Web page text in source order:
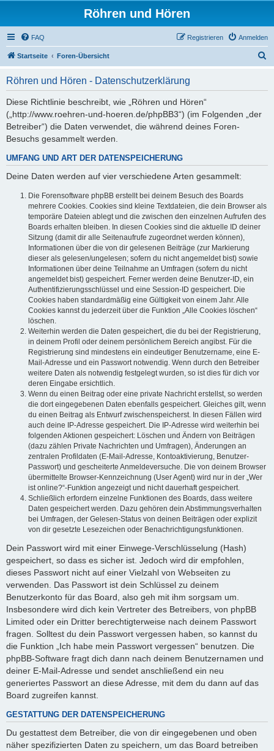
Röhren und Hören
FAQ Anmelden
Registrieren
Startseite Foren-Übersicht
Röhren und Hören - Datenschutzerklärung
Diese Richtlinie beschreibt, wie „Röhren und Hören“
(„http://www.roehren-und-hoeren.de/phpBB3“) (im Folgenden „der
Betreiber“) die Daten verwendet, die während deines Foren-
Besuchs gesammelt werden.
UMFANG UND ART DER DATENSPEICHERUNG
Deine Daten werden auf vier verschiedene Arten gesammelt:
Die Forensoftware phpBB erstellt bei deinem Besuch des Boards
mehrere Cookies. Cookies sind kleine Textdateien, die dein Browser als
temporäre Dateien ablegt und die zwischen den einzelnen Aufrufen des
Boards erhalten bleiben. In diesen Cookies sind die aktuelle ID deiner
Sitzung (damit dir alle Seitenaufrufe zugeordnet werden können),
Informationen über die von dir gelesenen Beiträge (zur Markierung
dieser als gelesen/ungelesen; sofern du nicht angemeldet bist) sowie
Informationen über deine Teilnahme an Umfragen (sofern du nicht
angemeldet bist) gespeichert. Ferner werden deine Benutzer-ID, ein
Authentifizierungsschlüssel und eine Session-ID gespeichert. Die
Cookies haben standardmäßig eine Gültigkeit von einem Jahr. Alle
Cookies kannst du jederzeit über die Funktion „Alle Cookies löschen“
löschen.
Weiterhin werden die Daten gespeichert, die du bei der Registrierung,
in deinem Profil oder deinem persönlichem Bereich angibst. Für die
Registrierung sind mindestens ein eindeutiger Benutzername, eine E-
Mail-Adresse und ein Passwort notwendig. Wenn durch den Betreiber
weitere Daten als notwendig festgelegt wurden, so ist dies für dich vor
deren Eingabe ersichtlich.
Wenn du einen Beitrag oder eine private Nachricht erstellst, so werden
die dort eingegebenen Daten ebenfalls gespeichert. Gleiches gilt, wenn
du einen Beitrag als Entwurf zwischenspeicherst. In diesen Fällen wird
auch deine IP-Adresse gespeichert. Die IP-Adresse wird weiterhin bei
folgenden Aktionen gespeichert: Löschen und Ändern von Beiträgen
(dazu zählen Private Nachrichten und Umfragen), Änderungen an
zentralen Profildaten (E-Mail-Adresse, Kontoaktivierung, Benutzer-
Passwort) und gescheiterte Anmeldeversuche. Die von deinem Browser
übermittelte Browser-Kennzeichnung (User Agent) wird nur in der „Wer
ist online?“-Funktion angezeigt und nicht dauerhaft gespeichert.
Schließlich erfordern einzelne Funktionen des Boards, dass weitere
Daten gespeichert werden. Dazu gehören dein Abstimmungsverhalten
bei Umfragen, der Gelesen-Status von deinen Beiträgen oder explizit
von dir gesetzte Lesezeichen oder Benachrichtigungsfunktionen.
Dein Passwort wird mit einer Einwege-Verschlüsselung (Hash)
gespeichert, so dass es sicher ist. Jedoch wird dir empfohlen,
dieses Passwort nicht auf einer Vielzahl von Webseiten zu
verwenden. Das Passwort ist dein Schlüssel zu deinem
Benutzerkonto für das Board, also geh mit ihm sorgsam um.
Insbesondere wird dich kein Vertreter des Betreibers, von phpBB
Limited oder ein Dritter berechtigterweise nach deinem Passwort
fragen. Solltest du dein Passwort vergessen haben, so kannst du
die Funktion „Ich habe mein Passwort vergessen“ benutzen. Die
phpBB-Software fragt dich dann nach deinem Benutzernamen und
deiner E-Mail-Adresse und sendet anschließend ein neu
generiertes Passwort an diese Adresse, mit dem du dann auf das
Board zugreifen kannst.
GESTATTUNG DER DATENSPEICHERUNG
Du gestattest dem Betreiber, die von dir eingegebenen und oben
näher spezifizierten Daten zu speichern, um das Board betreiben